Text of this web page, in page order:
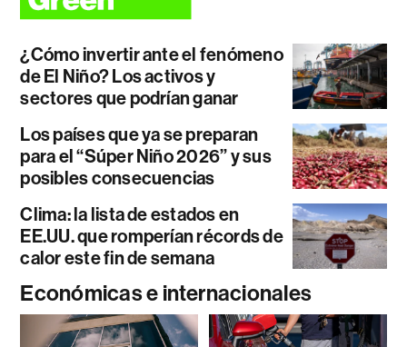
¿Cómo invertir ante el fenómeno
de El Niño? Los activos y
sectores que podrían ganar
Los países que ya se preparan
para el “Súper Niño 2026” y sus
posibles consecuencias
Clima: la lista de estados en
EE.UU. que romperían récords de
calor este fin de semana
Económicas e internacionales